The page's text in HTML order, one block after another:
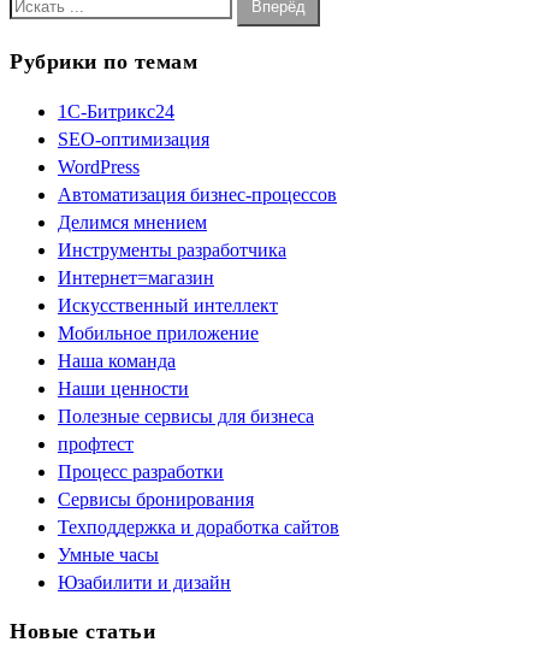
Рубрики по темам
1С-Битрикс24
SEO-оптимизация
WordPress
Автоматизация бизнес-процессов
Делимся мнением
Инструменты разработчика
Интернет=магазин
Искусственный интеллект
Мобильное приложение
Наша команда
Наши ценности
Полезные сервисы для бизнеса
профтест
Процесс разработки
Сервисы бронирования
Техподдержка и доработка сайтов
Умные часы
Юзабилити и дизайн
Новые статьи